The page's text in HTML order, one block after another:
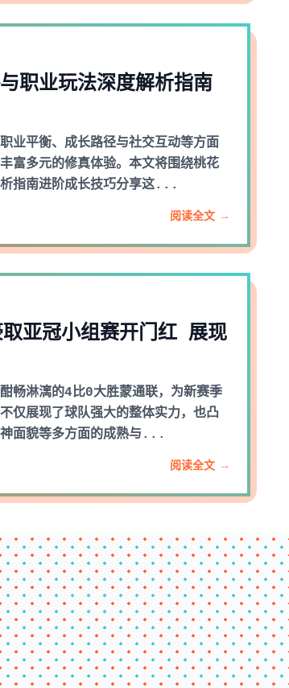
职业玩法深度解析指南
业平衡、成长路径与社交互动等方面
富多元的修真体验。本文将围绕桃花
指南进阶成长技巧分享这...
阅读全文 →
亚冠小组赛开门红 展现
畅淋漓的4比0大胜蒙通联，为新赛季
仅展现了球队强大的整体实力，也凸
神面貌等多方面的成熟与...
阅读全文 →